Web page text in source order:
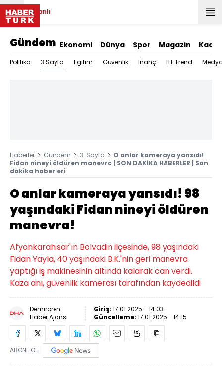
Canlı
Gündem Ekonomi Dünya Spor Magazin Kadın
Politika 3.Sayfa Eğitim Güvenlik İnanç HT Trend
Haberler Gündem 3. Sayfa
O anlar kameraya yansıdı!
Fidan nineyi öldüren manevra | SON DAKİKA HABERLER | Son
dakika haberleri
O anlar kameraya yansıdı! 98
yaşındaki Fidan nineyi öldüren
manevra!
Afyonkarahisar'ın Bolvadin ilçesinde, 98 yaşındaki
Fidan Yayla, 40 yaşındaki B.K.'nin geri manevra
yaptığı iş makinesinin altında kalarak can verdi.
Kaza anı, güvenlik kamerası tarafından kaydedildi
Demirören
Haber Ajansı
Giriş: 17.01.2025 - 14:03
Güncelleme: 17.01.2025 - 14:15
ABONE OL